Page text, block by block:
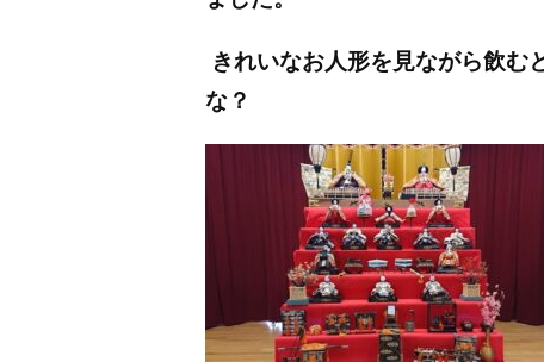
きれいなお人形を見ながら飲む
な？